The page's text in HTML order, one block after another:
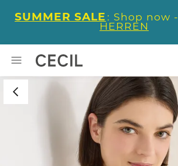
SUMMER SALE : Shop now -
HERREN